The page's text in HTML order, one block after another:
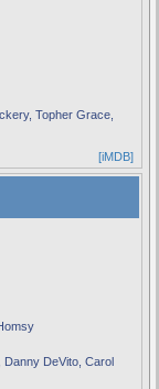
Topher Grace,
[iMDB]
Danny DeVito, Carol